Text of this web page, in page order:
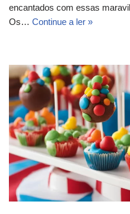
encantados com essas
Os… Continue a ler »